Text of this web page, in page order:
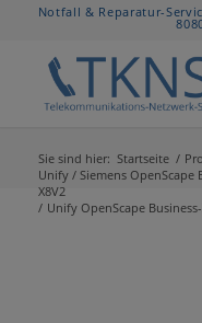
Notfall & Reparatur-
Sie sind hier: Startseite /
Unify / Siemens OpenScape
X8V2
/ Unify OpenScape Business-